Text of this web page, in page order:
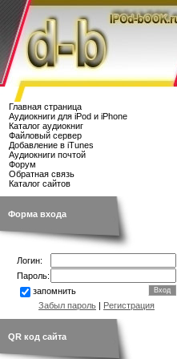
Главная страница
Аудиокниги для iPod и iPhone
Каталог аудиокниг
Файловый сервер
Добавление в iTunes
Аудиокниги почтой
Форум
Обратная связь
Каталог сайтов
Форма входа
Логин:
Пароль:
запомнить
Забыл пароль | Регистрация
QR код сайта